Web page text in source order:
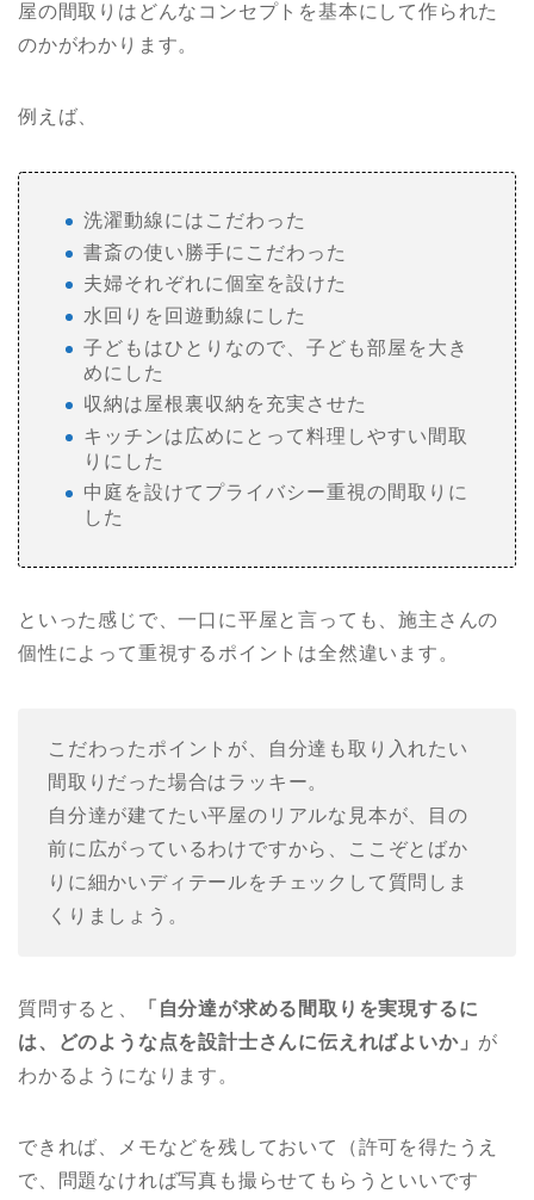
屋の間取りはどんなコンセプトを基本にして作られた
のかがわかります。
例えば、
洗濯動線にはこだわった
書斎の使い勝手にこだわった
夫婦それぞれに個室を設けた
水回りを回遊動線にした
子どもはひとりなので、子ども部屋を大き
めにした
収納は屋根裏収納を充実させた
キッチンは広めにとって料理しやすい間取
りにした
中庭を設けてプライバシー重視の間取りに
した
といった感じで、一口に平屋と言っても、施主さんの
個性によって重視するポイントは全然違います。
こだわったポイントが、自分達も取り入れたい
間取りだった場合はラッキー。
自分達が建てたい平屋のリアルな見本が、目の
前に広がっているわけですから、ここぞとばか
りに細かいディテールをチェックして質問しま
くりましょう。
質問すると、
「自分達が求める間取りを実現するに
は、どのような点を設計士さんに伝えればよいか」 が
わかるようになります。
できれば、メモなどを残しておいて（許可を得たうえ
で、問題なければ写真も撮らせてもらうといいです